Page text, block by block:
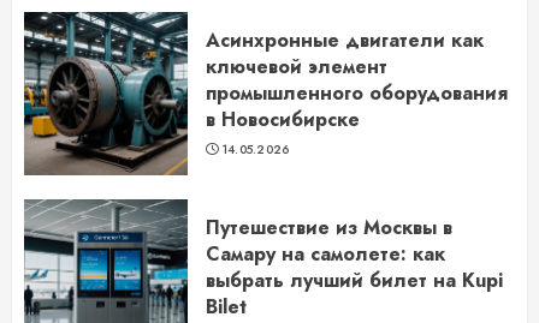
Асинхронные двигатели как
ключевой элемент
промышленного оборудования
в Новосибирске
14.05.2026
Путешествие из Москвы в
Самару на самолете: как
выбрать лучший билет на Kupi
Bilet